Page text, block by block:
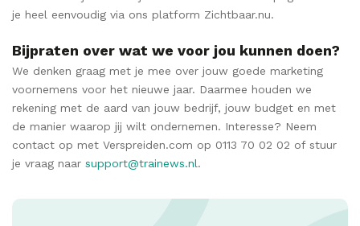
je heel eenvoudig via ons platform Zichtbaar.nu.
Bijpraten over wat we voor jou kunnen doen?
We denken graag met je mee over jouw goede marketing
voornemens voor het nieuwe jaar. Daarmee houden we
rekening met de aard van jouw bedrijf, jouw budget en met
de manier waarop jij wilt ondernemen. Interesse? Neem
contact op met Verspreiden.com op 0113 70 02 02 of stuur
je vraag naar support@trainews.nl.